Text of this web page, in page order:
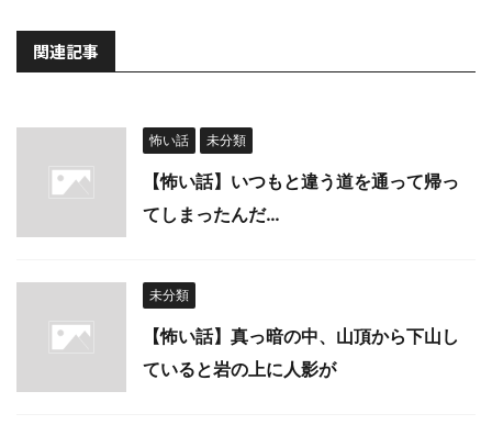
関連記事
怖い話 未分類
【怖い話】いつもと違う道を通って帰っ
てしまったんだ…
未分類
【怖い話】真っ暗の中、山頂から下山し
ていると岩の上に人影が